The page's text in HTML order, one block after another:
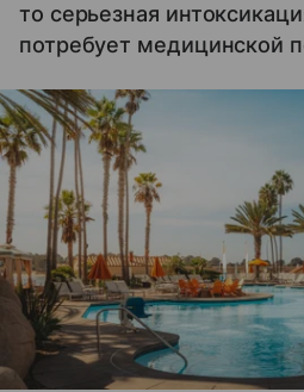
то серьезная
потребует медицинской